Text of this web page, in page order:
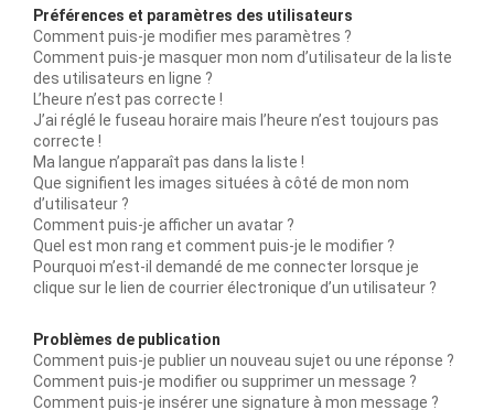
Préférences et paramètres des utilisateurs
Comment puis-je modifier mes paramètres ?
Comment puis-je masquer mon nom d’utilisateur de la liste
des utilisateurs en ligne ?
L’heure n’est pas correcte !
J’ai réglé le fuseau horaire mais l’heure n’est toujours pas
correcte !
Ma langue n’apparaît pas dans la liste !
Que signifient les images situées à côté de mon nom
d’utilisateur ?
Comment puis-je afficher un avatar ?
Quel est mon rang et comment puis-je le modifier ?
Pourquoi m’est-il demandé de me connecter lorsque je
clique sur le lien de courrier électronique d’un utilisateur ?
Problèmes de publication
Comment puis-je publier un nouveau sujet ou une réponse ?
Comment puis-je modifier ou supprimer un message ?
Comment puis-je insérer une signature à mon message ?